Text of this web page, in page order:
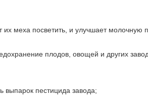
меха посветить, и улучшает молочную
плодов, овощей и других
выпарок пестицида завода;